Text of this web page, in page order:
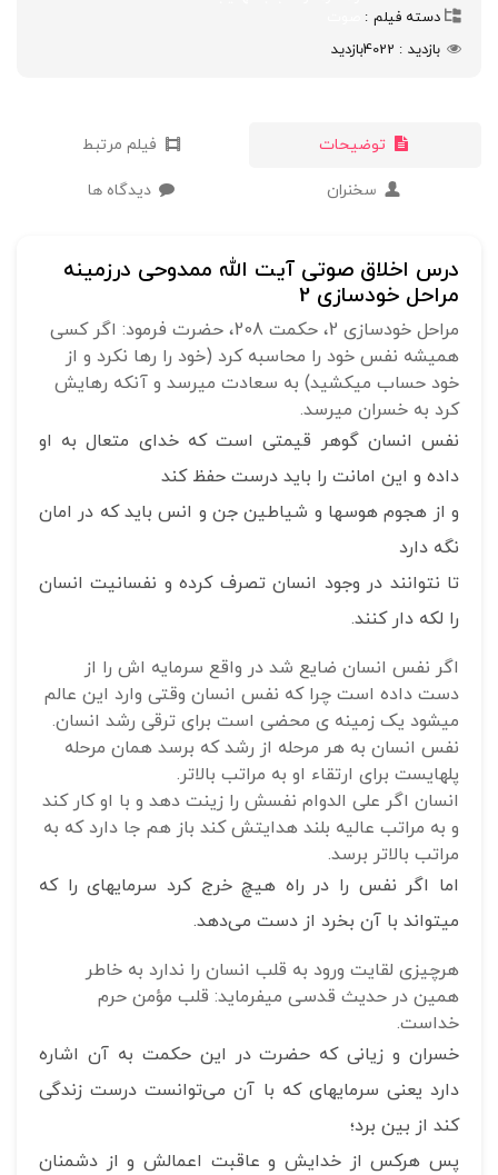
دسته فیلم
بازدید
4022بازدید
توضیحات فیلم مرتبط
سخنران دیدگاه ها
درس اخلاق صوتی آیت الله ممدوحی درزمینه
مراحل خودسازی 2
مراحل خودسازی 2، حکمت 208، حضرت فرمود: اگر کسی
همیشه نفس خود را محاسبه کرد (خود را رها نکرد و از
خود حساب می‎کشید) به سعادت می‎رسد و آنکه رهایش
کرد به خسران می‎رسد.
نفس انسان گوهر قیمتی است که خدای متعال به او
داده و این امانت را باید درست حفظ کند
و از هجوم هوسها و شیاطین جن و انس باید که در امان
نگه دارد
تا نتوانند در وجود انسان تصرف کرده و نفسانیت انسان
را لکه دار کنند.
اگر نفس انسان ضایع شد در واقع سرمایه‎ اش را از
دست داده است چرا که نفس انسان وقتی وارد این عالم
می‎شود یک زمینه‎ ی محضی است برای ترقی رشد انسان.
نفس انسان به هر مرحله از رشد که برسد همان مرحله
پله‎ایست برای ارتقاء او به مراتب بالاتر.
انسان اگر علی ‎الدوام نفسش را زینت دهد و با او کار کند
و به مراتب عالیه بلند هدایتش کند باز هم جا دارد که به
مراتب بالاتر برسد.
اما اگر نفس را در راه هیچ خرج کرد سرمایه‏‎ای را که
می‎تواند با آن بخرد از دست می‌دهد.
هرچیزی لقایت ورود به قلب انسان را ندارد به خاطر
همین در حدیث قدسی می‎فرماید: قلب مؤمن حرم
خداست.
خسران و زیانی که حضرت در این حکمت به آن اشاره
دارد یعنی سرمایه‎ای که با آن می‌توانست درست زندگی
کند از بین برد؛
پس هرکس از خدایش و عاقبت اعمالش و از دشمنان